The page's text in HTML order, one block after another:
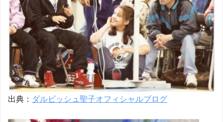
出典： ダルビッシュ聖子オフィシャルブログ